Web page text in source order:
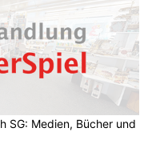
SG: Medien, Bücher und